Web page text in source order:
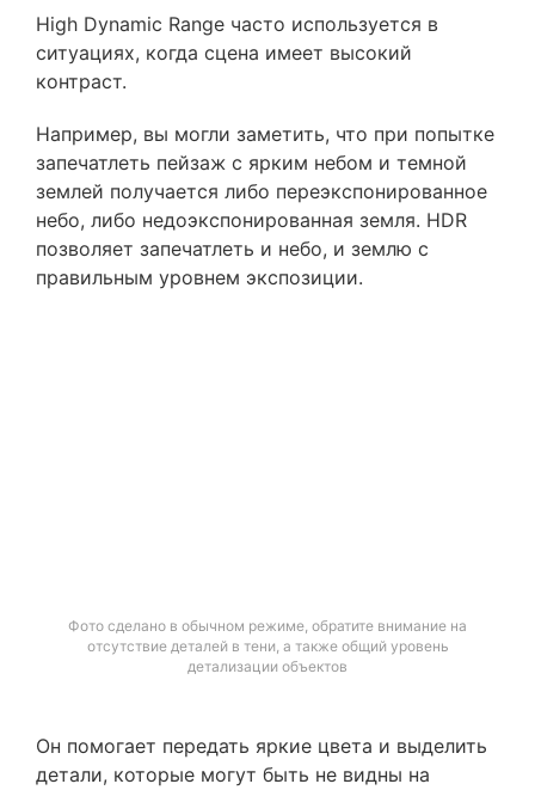
High Dynamic Range часто используется в
ситуациях, когда сцена имеет высокий
контраст.
Например, вы могли заметить, что при попытке
запечатлеть пейзаж с ярким небом и темной
землей получается либо переэкспонированное
небо, либо недоэкспонированная земля. HDR
позволяет запечатлеть и небо, и землю с
правильным уровнем экспозиции.
Фото сделано в обычном режиме, обратите внимание на
отсутствие деталей в тени, а также общий уровень
детализации объектов
Он помогает передать яркие цвета и выделить
детали, которые могут быть не видны на